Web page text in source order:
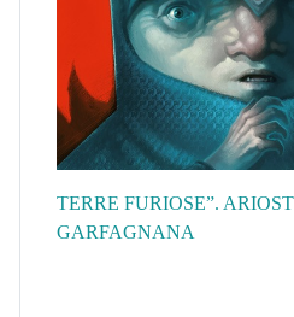
TERRE FURIOSE”.
GARFAGNANA